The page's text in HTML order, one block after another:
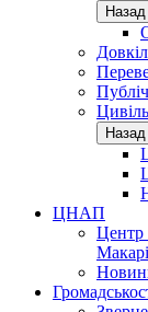
Назад
Назад
ЦНАП
Центр